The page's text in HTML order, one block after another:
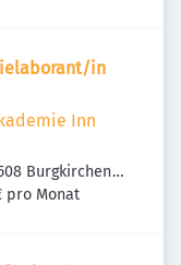
in
Inn
Burgkirchen
pro Monat